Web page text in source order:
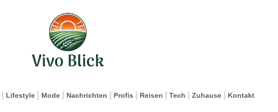
Lifestyle Mode Nachrichten Profis Reisen Tech Zuhause Kontakt